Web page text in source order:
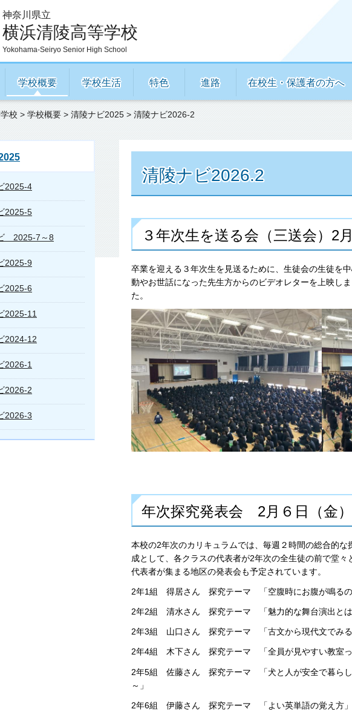
神奈川県立
横浜清陵高等学校
Yokohama-Seiryo Senior High School
学校概要 学校生活 特色 進路 在校生・保護者の方へ
校 > 学校概要 > 清陵ナビ2025 > 清陵ナビ2026-2
2025-4
2025-5
2025-7～8
2025-9
2025-6
2025-11
2024-12
2026-1
2026-2
2026-3
清陵ナビ2026.2
３年次生を送る会（三送会）2
卒業を迎える３年次生を見送るために、生徒会の生徒を
動やお世話になった先生方からのビデオレターを上映し
た。
年次探究発表会 2月６日（金）
本校の2年次のカリキュラムでは、毎週２時間の総合的
成として、各クラスの代表者が2年次の全生徒の前で堂
代表者が集まる地区の発表会も予定されています。
2年1組 得居さん 探究テーマ 「空腹時にお腹が鳴るの
2年2組 清水さん 探究テーマ 「魅力的な舞台演出とは
2年3組 山口さん 探究テーマ 「古文から現代文でみる
2年4組 木下さん 探究テーマ 「全員が見やすい教室っ
2年5組 佐藤さん 探究テーマ 「犬と人が安全で暮らし
～」
2年6組 伊藤さん 探究テーマ 「よい英単語の覚え方」